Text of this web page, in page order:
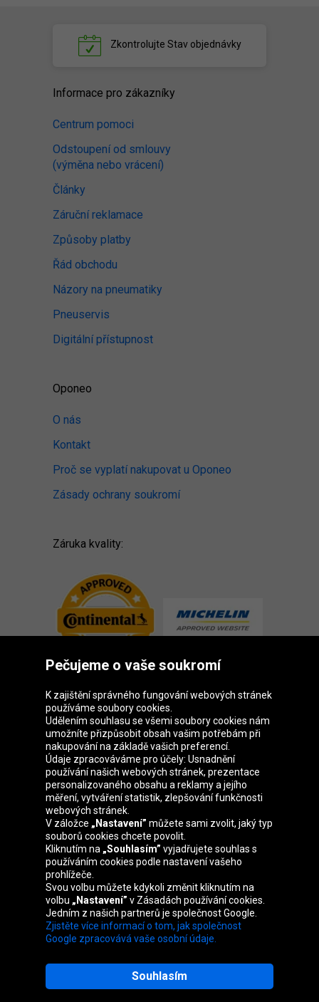
Zkontrolujte Stav objednávky
Informace pro zákazníky
Centrum pomoci
Odstoupení od smlouvy
(výměna nebo vrácení)
Články
Záruční reklamace
Způsoby platby
Řád obchodu
Názory na pneumatiky
Pneuservis
Digitální přístupnost
Oponeo
O nás
Kontakt
Proč se vyplatí nakupovat u Oponeo
Zásady ochrany soukromí
Záruka kvality:
Skupina Oponeo
Belgique Deutschland Éire España
France Italia Magyarország Nederland
Österreich Polska
Slovenská
republika
United
Kingdom
Mapa webu
Pečujeme o vaše soukromí
K zajištění správného fungování webových stránek
používáme soubory cookies.
Udělením souhlasu se všemi soubory cookies nám
umožníte přizpůsobit obsah vašim potřebám při
nakupování na základě vašich preferencí.
Údaje zpracováváme pro účely: Usnadnění
používání našich webových stránek, prezentace
personalizovaného obsahu a reklamy a jejího
měření, vytváření statistik, zlepšování funkčnosti
webových stránek.
V záložce „Nastavení” můžete sami zvolit, jaký typ
souborů cookies chcete povolit.
Kliknutím na „Souhlasím” vyjadřujete souhlas s
používáním cookies podle nastavení vašeho
prohlížeče.
Svou volbu můžete kdykoli změnit kliknutím na
volbu „Nastavení” v Zásadách používání cookies.
Jedním z našich partnerů je společnost Google.
Zjistěte více informací o tom, jak společnost
Google zpracovává vaše osobní údaje.
Souhlasím